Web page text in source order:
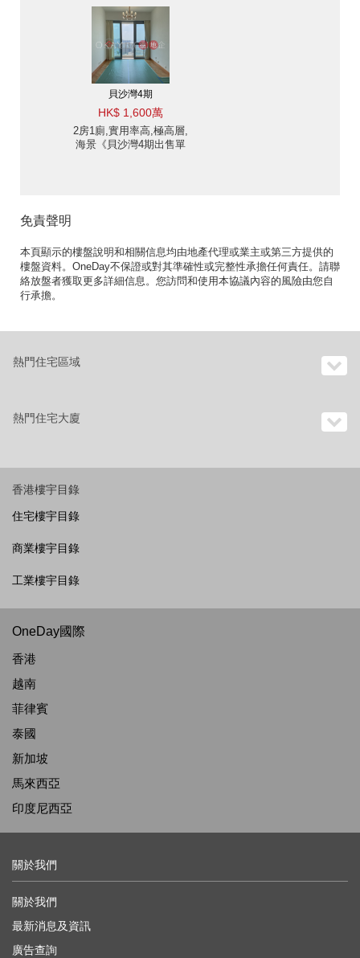
貝沙灣4期
HK$ 1,600萬
2房1廁,實用率高,極高層,
海景《貝沙灣4期出售單
免責聲明
本頁顯示的樓盤說明和相關信息均由地產代理或業主或第三方提供的
樓盤資料。OneDay不保證或對其準確性或完整性承擔任何責任。請聯
絡放盤者獲取更多詳細信息。您訪問和使用本協議內容的風險由您自
行承擔。
熱門住宅區域
熱門住宅大廈
香港樓宇目錄
住宅樓宇目錄
商業樓宇目錄
工業樓宇目錄
OneDay國際
香港
越南
菲律賓
泰國
新加坡
馬來西亞
印度尼西亞
關於我們
關於我們
最新消息及資訊
廣告查詢